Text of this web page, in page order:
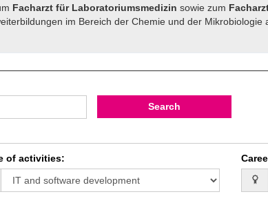
Facharzt für Laboratoriumsmedizin sowie zum
im Bereich der Chemie und der Mikrobiologie
Search
of activities: